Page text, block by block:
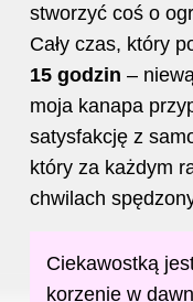
stworzyć coś o
Cały czas, który
15 godzin –
moja kanapa
satysfakcję z
który za każdym
chwilach
Ciekawostką
korzenie w